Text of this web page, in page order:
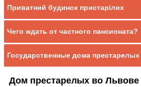
Приватний будинок пристарілих
Чего ждать от частного пансионата?
Государственные дома престарелых
Дом престарелых во Львове